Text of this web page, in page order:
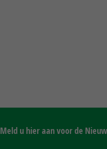
Meld u hier aan voor de